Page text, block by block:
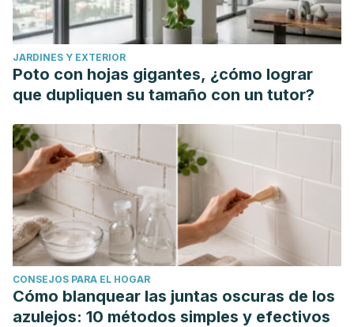
JARDINES Y EXTERIOR
Poto con hojas gigantes, ¿cómo lograr
que dupliquen su tamaño con un tutor?
CONSEJOS PARA EL HOGAR
Cómo blanquear las juntas oscuras de los
azulejos: 10 métodos simples y efectivos